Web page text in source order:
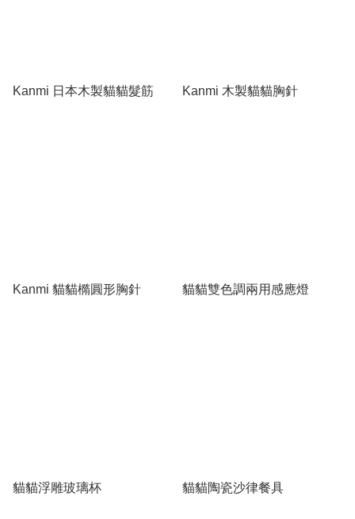
Kanmi 日本木製貓貓髮筋 Kanmi 木製貓貓胸針
Kanmi 貓貓橢圓形胸針 貓貓雙色調兩用感應燈
貓貓浮雕玻璃杯 貓貓陶瓷沙律餐具